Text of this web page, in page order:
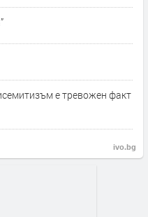
е тревожен факт
ivo.bg